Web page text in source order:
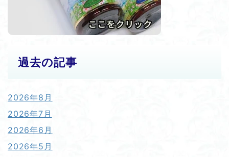
過去の記事
2026年8月
2026年7月
2026年6月
2026年5月